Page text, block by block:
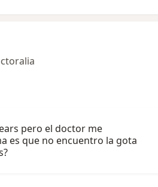
pero el doctor me
es que no encuentro la gota